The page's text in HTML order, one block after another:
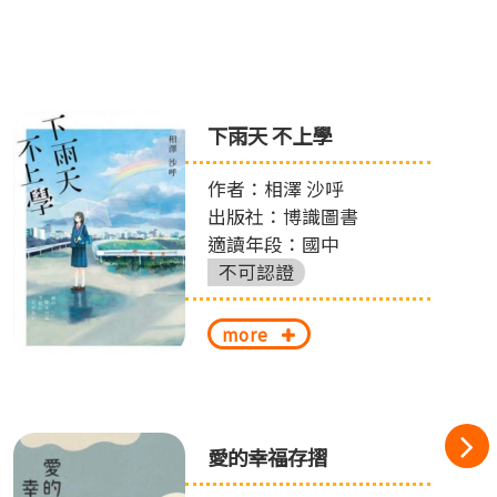
下雨天 不上學
作者：相澤 沙呼
出版社：博識圖書
適讀年段：國中
不可認證
more
愛的幸福存摺